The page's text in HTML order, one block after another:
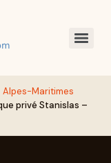
Alpes-Maritimes
privé Stanislas –